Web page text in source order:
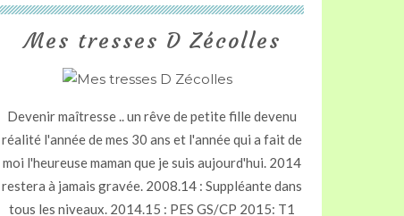
Mes tresses D Zécolles
Devenir maîtresse .. un rêve de petite fille devenu
réalité l'année de mes 30 ans et l'année qui a fait de
moi l'heureuse maman que je suis aujourd'hui. 2014
restera à jamais gravée. 2008.14 : Suppléante dans
tous les niveaux. 2014.15 : PES GS/CP 2015: T1